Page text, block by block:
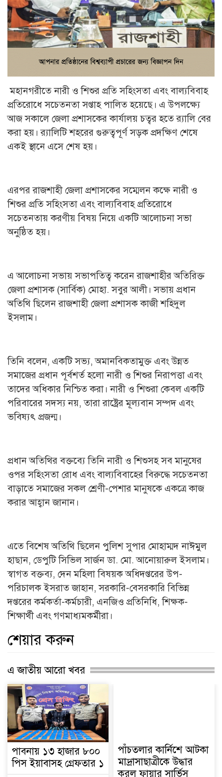
মহানগরীতে নারী ও শিশুর প্রতি সহিংসতা এবং বাল্যবিবাহ
প্রতিরোধে সচেতনতা সপ্তাহ পালিত হয়েছে। এ উপলক্ষ্যে
আজ সকালে জেলা প্রশাসকের কার্যালয় চত্বর হতে র‌্যালি বের
করা হয়। র‌্যালিটি শহরের গুরুত্বপূর্ণ সড়ক প্রদক্ষিণ শেষে
একই স্থানে এসে শেষ হয়।
এরপর রাজশাহী জেলা প্রশাসকের সম্মেলন কক্ষে নারী ও
শিশুর প্রতি সহিংসতা এবং বাল্যবিবাহ প্রতিরোধে
সচেতনতায় করণীয় বিষয় নিয়ে একটি আলোচনা সভা
অনুষ্ঠিত হয়।
এ আলোচনা সভায় সভাপতিত্ব করেন রাজশাহীর অতিরিক্ত
জেলা প্রশাসক (সার্বিক) মোহা. সবুর আলী। সভায় প্রধান
অতিথি ছিলেন রাজশাহী জেলা প্রশাসক কাজী শহিদুল
ইসলাম।
তিনি বলেন, একটি সভ্য, অমানবিকতামুক্ত এবং উন্নত
সমাজের প্রধান পূর্বশর্ত হলো নারী ও শিশুর নিরাপত্তা এবং
তাদের অধিকার নিশ্চিত করা। নারী ও শিশুরা কেবল একটি
পরিবারের সদস্য নয়, তারা রাষ্ট্রের মূল্যবান সম্পদ এবং
ভবিষ্যৎ প্রজন্ম।
প্রধান অতিথির বক্তব্যে তিনি নারী ও শিশুসহ সব মানুষের
ওপর সহিংসতা রোধ এবং বাল্যবিবাহের বিরুদ্ধে সচেতনতা
বাড়াতে সমাজের সকল শ্রেণী-পেশার মানুষকে একত্রে কাজ
করার আহ্বান জানান।
এতে বিশেষ অতিথি ছিলেন পুলিশ সুপার মোহাম্মদ নাঈমুল
হাছান, ডেপুটি সিভিল সার্জন ডা. মো. আনোয়ারুল ইসলাম।
স্বাগত বক্তব্য, দেন মহিলা বিষয়ক অধিদপ্তরের উপ-
পরিচালক ইসরাত জাহান, সরকারি-বেসরকারি বিভিন্ন
দপ্তরের কর্মকর্তা-কর্মচারী, এনজিও প্রতিনিধি, শিক্ষক-
শিক্ষার্থী এবং গণমাধ্যমকর্মীরা।
শেয়ার করুন
এ জাতীয় আরো খবর
পাবনায় ১৩ হাজার ৮০০
পিস ইয়াবাসহ গ্রেফতার ১
পাঁচতলার কার্নিশে আটকা
মাদ্রাসাছাত্রীকে উদ্ধার
করল ফায়ার সার্ভিস